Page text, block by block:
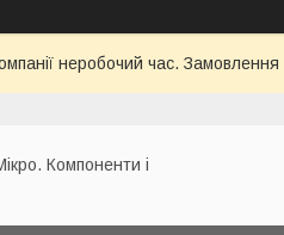
неробочий час.
Компоненти і